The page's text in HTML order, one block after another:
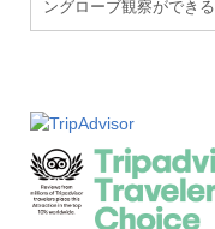
ングローブ観察ができる